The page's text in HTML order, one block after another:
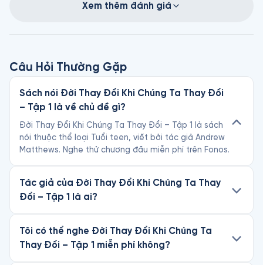
Xem thêm đánh giá
Câu Hỏi Thường Gặp
Sách nói Đời Thay Đổi Khi Chúng Ta Thay Đổi
– Tập 1 là về chủ đề gì?
Đời Thay Đổi Khi Chúng Ta Thay Đổi – Tập 1 là sách
nói thuộc thể loại Tuổi teen, viết bởi tác giả Andrew
Matthews. Nghe thử chương đầu miễn phí trên Fonos.
Tác giả của Đời Thay Đổi Khi Chúng Ta Thay
Đổi – Tập 1 là ai?
Tôi có thể nghe Đời Thay Đổi Khi Chúng Ta
Thay Đổi – Tập 1 miễn phí không?